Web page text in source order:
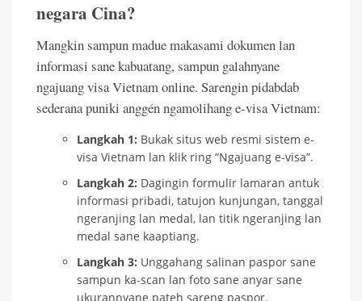
negara Cina?
Mangkin sampun madue makasami dokumen lan
informasi sane kabuatang, sampun galahnyane
ngajuang visa Vietnam online. Sarengin pidabdab
sederana puniki anggén ngamolihang e-visa Vietnam:
Langkah 1: Bukak situs web resmi sistem e-
visa Vietnam lan klik ring “Ngajuang e-visa”.
Langkah 2: Dagingin formulir lamaran antuk
informasi pribadi, tatujon kunjungan, tanggal
ngeranjing lan medal, lan titik ngeranjing lan
medal sane kaaptiang.
Langkah 3: Unggahang salinan paspor sane
sampun ka-scan lan foto sane anyar sane
ukurannyane pateh sareng paspor.